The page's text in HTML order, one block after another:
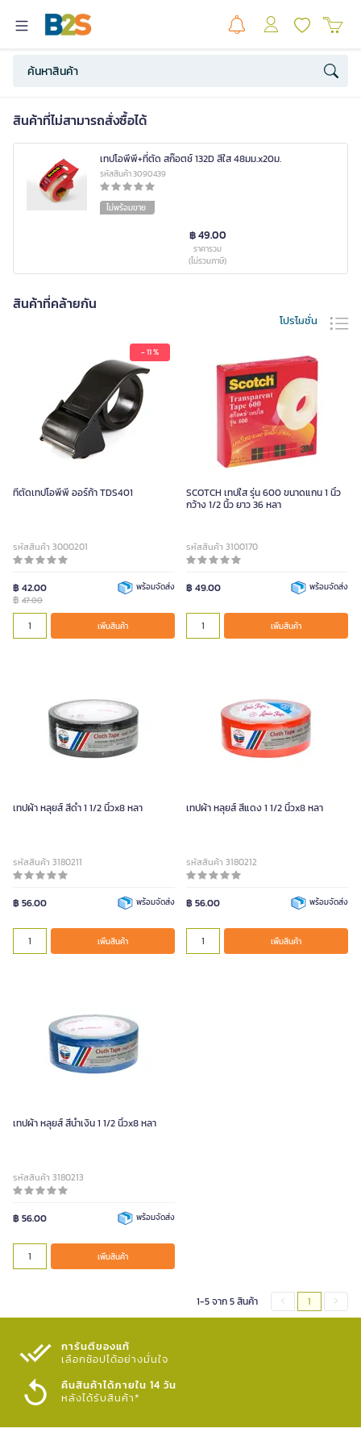
สินค้าที่ไม่สามารถสั่งซื้อได้
เทปโอพีพี+ที่ตัด สก๊อตช์ 132D สีใส 48มม.x20ม.
รหัสสินค้า 3090439
ไม่พร้อมขาย
฿ 49.00
ราคารวม
(ไม่รวมภาษี)
สินค้าที่คล้ายกัน
โปรโมชั่น
- 11 %
ที่ตัดเทปโอพีพี ออร์ก้า TDS401
รหัสสินค้า 3000201
฿ 42.00
฿ 47.00
พร้อมจัดส่ง
เพิ่มสินค้า
SCOTCH เทปใส รุ่น 600 ขนาดแกน 1 นิ้ว
กว้าง 1/2 นิ้ว ยาว 36 หลา
รหัสสินค้า 3100170
฿ 49.00 พร้อมจัดส่ง
เพิ่มสินค้า
เทปผ้า หลุยส์ สีดำ 1 1/2 นิ้วx8 หลา
รหัสสินค้า 3180211
฿ 56.00 พร้อมจัดส่ง
เพิ่มสินค้า
เทปผ้า หลุยส์ สีแดง 1 1/2 นิ้วx8 หลา
รหัสสินค้า 3180212
฿ 56.00 พร้อมจัดส่ง
เพิ่มสินค้า
เทปผ้า หลุยส์ สีน้ำเงิน 1 1/2 นิ้วx8 หลา
รหัสสินค้า 3180213
฿ 56.00 พร้อมจัดส่ง
เพิ่มสินค้า
1-5 จาก 5 สินค้า 1
การันตีของแท้
เลือกช้อปได้อย่างมั่นใจ​
คืนสินค้าได้ภายใน 14 วัน
หลังได้รับสินค้า*